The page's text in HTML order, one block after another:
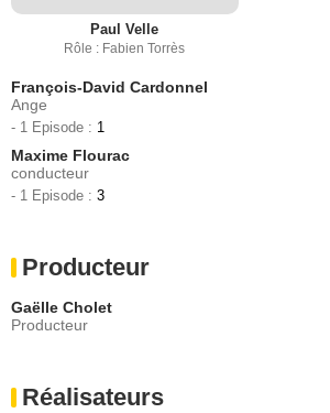
Paul Velle
Rôle : Fabien Torrès
François-David Cardonnel
Ange
- 1 Episode : 1
Maxime Flourac
conducteur
- 1 Episode : 3
Producteur
Gaëlle Cholet
Producteur
Réalisateurs